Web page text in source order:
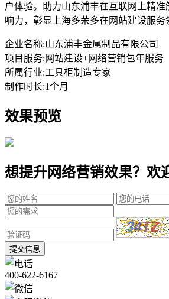
户体验。助力山东浦丰在互联网上精
响力，彰显上海多荣多在网站建设服务
企业名称:山东浦丰金属制品有限公司
项目服务: 网站建设+网络营销包年服务
所属行业:工具柜制造专家
制作时长:1个月
效果预览
想提升网络营销效果？欢
提交信息
400-622-6167